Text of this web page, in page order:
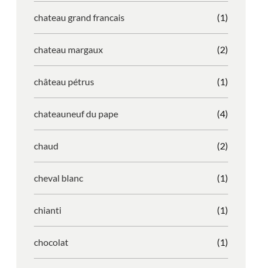
chateau grand francais (1)
chateau margaux (2)
château pétrus (1)
chateauneuf du pape (4)
chaud (2)
cheval blanc (1)
chianti (1)
chocolat (1)